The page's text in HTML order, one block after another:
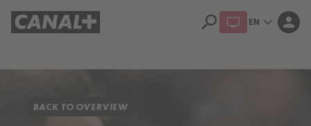
search EN expand_more person
BACK TO OVERVIEW